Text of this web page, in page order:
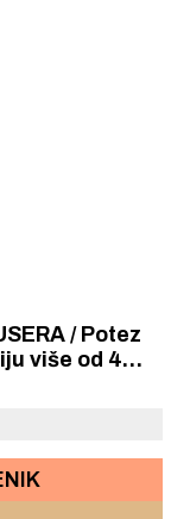
više od 4